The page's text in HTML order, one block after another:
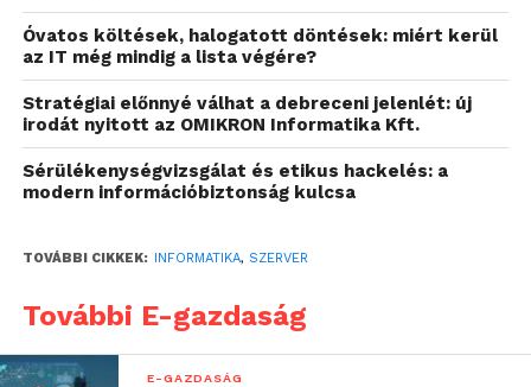
Fontos szempont a
megbízhatóság és biztonság
A szerverek üzemeltetése nem merül ki abban, hogy
egyszer beállítod és minden magától működik. A
biztonság és a folyamatos működés biztosítása
érdekében rendszeres karbantartásra és szoftveres
munkaeszköz érintett lehet, ha egy váratlan leállás
kockázatokat rejthetnek magukban, és az
üzemeltetők feladata ezek minimalizálása.
Óvatos költések, halogatott döntések: miért kerül
az IT még mindig a lista végére?
Stratégiai előnnyé válhat a debreceni jelenlét: új
irodát nyitott az OMIKRON Informatika Kft.
Sérülékenységvizsgálat és etikus hackelés: a
modern információbiztonság kulcsa
TOVÁBBI CIKKEK: INFORMATIKA, SZERVER
További E-gazdaság
E-GAZDASÁG